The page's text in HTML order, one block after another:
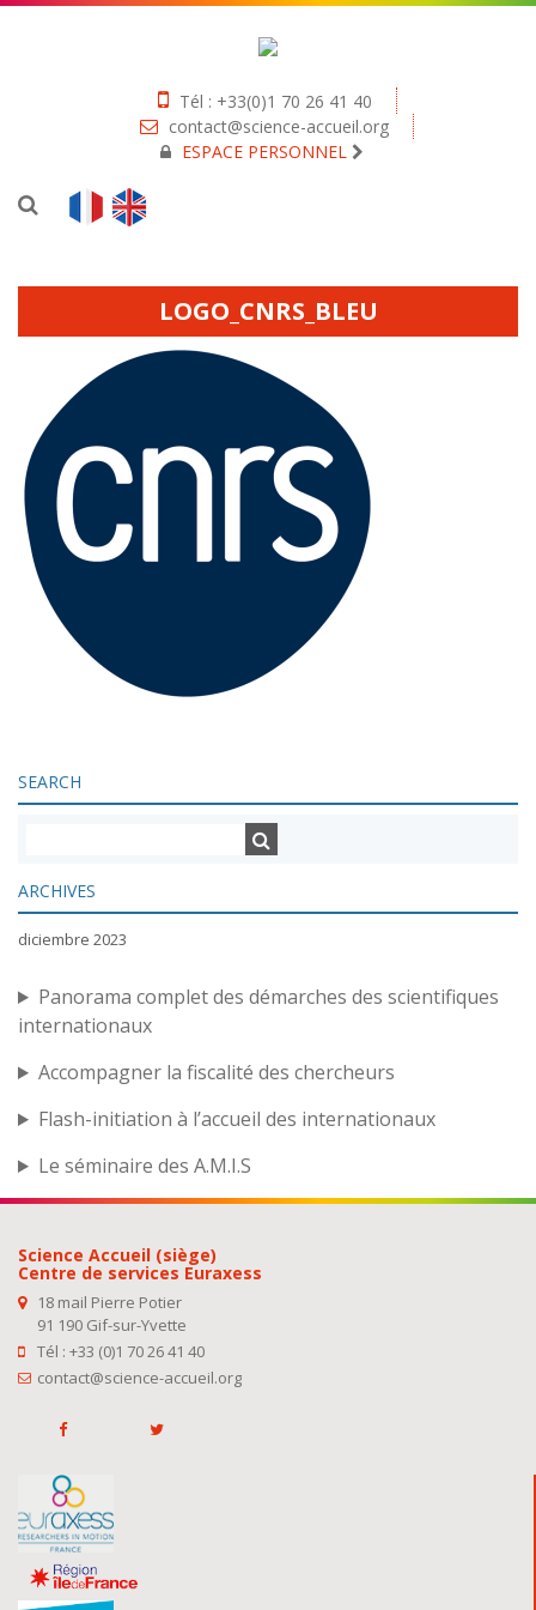
Tél : +33(0)1 70 26 41 40
contact@science-accueil.org
ESPACE PERSONNEL
LOGO_CNRS_BLEU
SEARCH
ARCHIVES
diciembre 2023
Panorama complet des démarches des scientifiques
internationaux
Accompagner la fiscalité des chercheurs
Flash-initiation à l’accueil des internationaux
Le séminaire des A.M.I.S
Science Accueil (siège)
Centre de services Euraxess
18 mail Pierre Potier
91 190 Gif-sur-Yvette
Tél : +33 (0)1 70 26 41 40
contact@science-accueil.org